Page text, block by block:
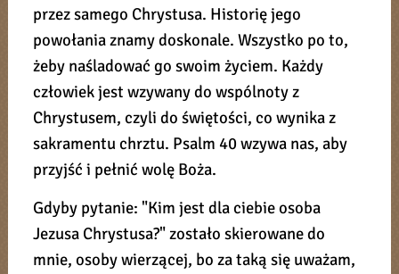
przez samego Chrystusa. Historię jego
powołania znamy doskonale. Wszystko po to,
żeby naśladować go swoim życiem. Każdy
człowiek jest wzywany do wspólnoty z
Chrystusem, czyli do świętości, co wynika z
sakramentu chrztu. Psalm 40 wzywa nas, aby
przyjść i pełnić wolę Boża.
Gdyby pytanie: "Kim jest dla ciebie osoba
Jezusa Chrystusa?" zostało skierowane do
mnie, osoby wierzącej, bo za taką się uważam,